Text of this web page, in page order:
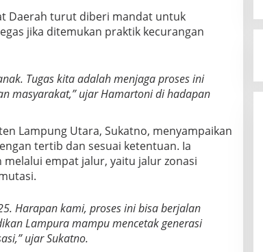
Daerah turut diberi mandat untuk
jika ditemukan praktik kecurangan
Tugas kita adalah menjaga proses ini
masyarakat,” ujar Hamartoni di hadapan
Lampung Utara, Sukatno, menyampaikan
tertib dan sesuai ketentuan. Ia
melalui empat jalur, yaitu jalur zonasi
Harapan kami, proses ini bisa berjalan
Lampura mampu mencetak generasi
ujar Sukatno.